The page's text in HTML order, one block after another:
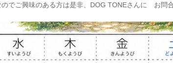
でご興味のある方は是非、DOG TONEさんに お問